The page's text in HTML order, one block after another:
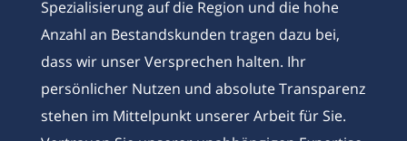
Spezialisierung auf die Region und die hohe
Anzahl an Bestandskunden tragen dazu bei,
dass wir unser Versprechen halten. Ihr
persönlicher Nutzen und absolute Transparenz
stehen im Mittelpunkt unserer Arbeit für Sie.